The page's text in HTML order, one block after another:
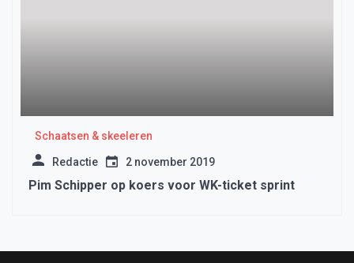
Schaatsen & skeeleren
Redactie 2 november 2019
Pim Schipper op koers voor WK-ticket sprint